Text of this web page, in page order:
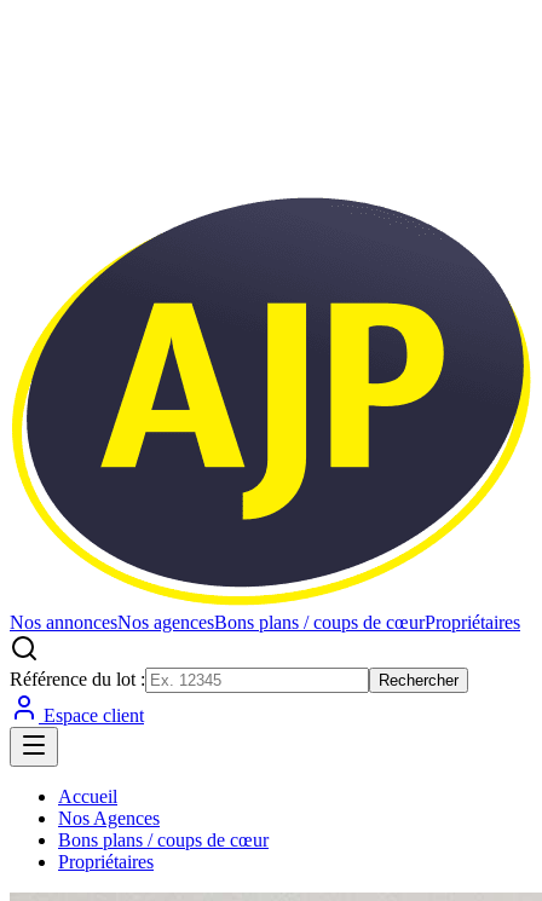
Nos annoncesNos agencesBons plans / coups de cœurPropriétaires
Référence du lot : Rechercher
Espace client
Accueil
Nos Agences
Bons plans / coups de cœur
Propriétaires